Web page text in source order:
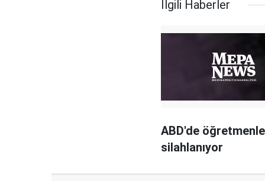
İlgili Haberler
ABD'de
silahlanıyor